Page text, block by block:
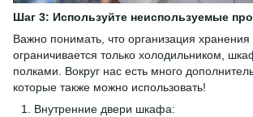
Шаг 3: Используйте неиспользуемые
Важно понимать, что организация хранения
ограничивается только холодильником,
полками. Вокруг нас есть много
которые также можно использовать!
Внутренние двери шкафа: